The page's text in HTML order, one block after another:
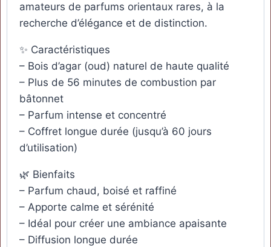
amateurs de parfums orientaux rares, à la
recherche d’élégance et de distinction.
✨ Caractéristiques
– Bois d’agar (oud) naturel de haute qualité
– Plus de 56 minutes de combustion par
bâtonnet
– Parfum intense et concentré
– Coffret longue durée (jusqu’à 60 jours
d’utilisation)
🌿 Bienfaits
– Parfum chaud, boisé et raffiné
– Apporte calme et sérénité
– Idéal pour créer une ambiance apaisante
– Diffusion longue durée